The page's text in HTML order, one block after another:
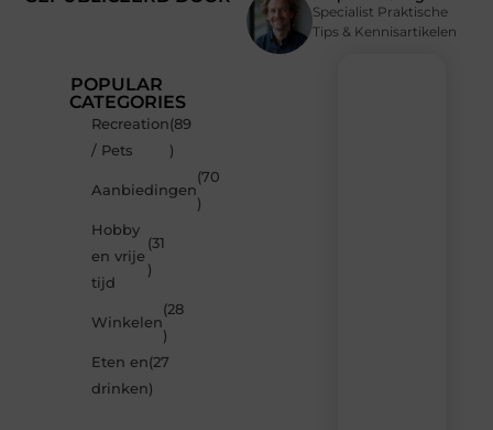
Specialist Praktische
Tips & Kennisartikelen
POPULAR
CATEGORIES
Recreation
/ Pets
(89
)
Aanbiedingen
(70
)
Hobby
en vrije
tijd
(31
)
Winkelen
(28
)
Eten en
drinken
(27
)